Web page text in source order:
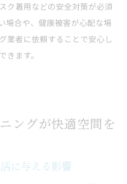
ク着用などの安全対策が必須
場合や、健康被害が心配な場
業者に依頼することで安心し
きます。
ングが快適空間を
に与える影響